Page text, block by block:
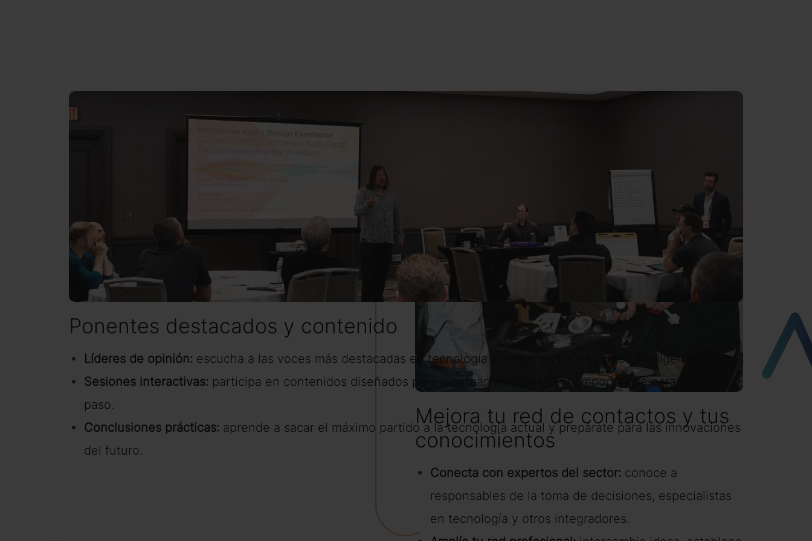
Mejora tu red de contactos y tus
conocimientos
Conecta con expertos del sector: conoce a
responsables de la toma de decisiones, especialistas
en tecnología y otros integradores.
Ponentes destacados y contenido
Líderes de opinión: escucha a las voces más destacadas en tecnología y negocios para hogares inteligentes.
Sesiones interactivas: participa en contenidos diseñados para informarte, inspirarte y empoderarte para tu próximo
paso.
Conclusiones prácticas: aprende a sacar el máximo partido a la tecnología actual y prepárate para las innovaciones
del futuro.